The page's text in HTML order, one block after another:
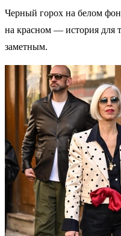
Черный горох на белом
на красном — история для
заметным.